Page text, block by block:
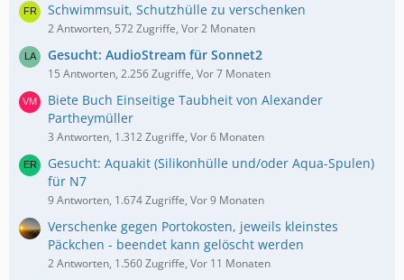
Schwimmsuit, Schutzhülle zu verschenken
2 Antworten, 572 Zugriffe, Vor 2 Monaten
Gesucht: AudioStream für Sonnet2
15 Antworten, 2.256 Zugriffe, Vor 7 Monaten
Biete Buch Einseitige Taubheit von Alexander
Partheymüller
3 Antworten, 1.312 Zugriffe, Vor 6 Monaten
Gesucht: Aquakit (Silikonhülle und/oder Aqua-Spulen)
für N7
9 Antworten, 1.674 Zugriffe, Vor 9 Monaten
Verschenke gegen Portokosten, jeweils kleinstes
Päckchen - beendet kann gelöscht werden
2 Antworten, 1.560 Zugriffe, Vor 11 Monaten